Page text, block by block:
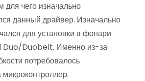
для чего изначально
данный драйвер. Изначально
для установки в фонари
Duo/Duobelt. Именно из-за
потребовалось
микроконтроллер.